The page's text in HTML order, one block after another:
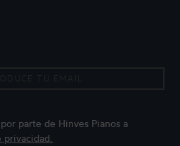
parte de Hinves Pianos a